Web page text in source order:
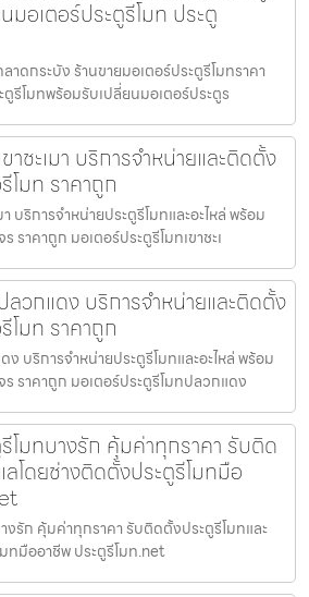
มอเตอร์ประตูรีโมท ประตู
าดกระบัง ร้านขายมอเตอร์ประตูรีโมทราคา
ตูรีโมทพร้อมรับเปลี่ยนมอเตอร์ประตูร
าชะเมา บริการจำหน่ายและติดตั้ง
โมท ราคาถูก
บริการจำหน่ายประตูรีโมทและอะไหล่ พร้อม
าคาถูก มอเตอร์ประตูรีโมทเขาชะเ
ลวกแดง บริการจำหน่ายและติดตั้ง
โมท ราคาถูก
บริการจำหน่ายประตูรีโมทและอะไหล่ พร้อม
ราคาถูก มอเตอร์ประตูรีโมทปลวกแดง
รีโมทบางรัก คุ้มค่าทุกราคา รับติด
โดยช่างติดตั้งประตูรีโมทมือ
งรัก คุ้มค่าทุกราคา รับติดตั้งประตูรีโมทและ
ทมืออาชีพ ประตูรีโมท.net